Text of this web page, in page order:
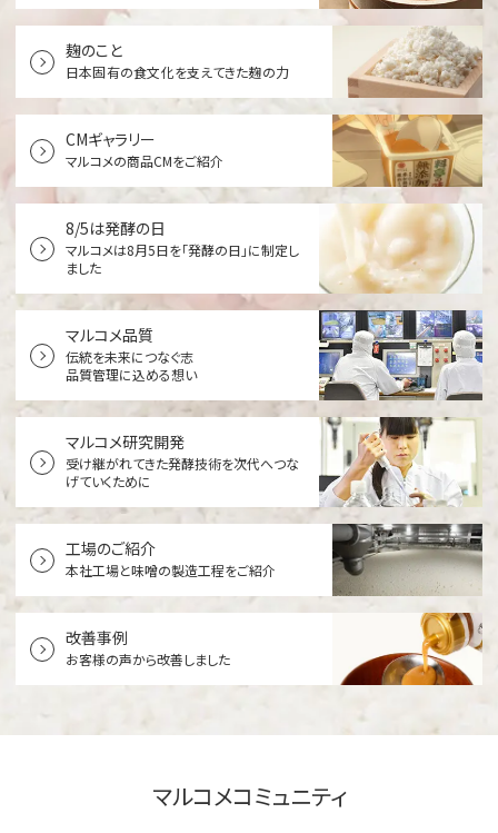
麹のこと
日本固有の食文化を支えてきた麹の力
CMギャラリー
マルコメの商品CMをご紹介
8/5は発酵の日
マルコメは8月5日を「発酵の日」に制定し
ました
マルコメ品質
伝統を未来につなぐ志
品質管理に込める想い
マルコメ研究開発
受け継がれてきた発酵技術を次代へつな
げていくために
工場のご紹介
本社工場と味噌の製造工程をご紹介
改善事例
お客様の声から改善しました
マルコメコミュニティ